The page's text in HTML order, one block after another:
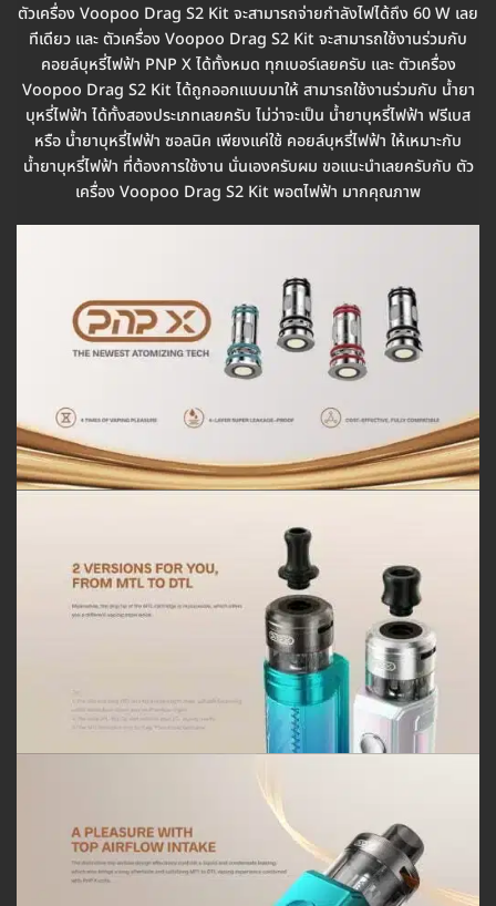
ตัวเครื่อง Voopoo Drag S2 Kit จะสามารถจ่ายกำลังไฟได้ถึง 60 W เลย
ทีเดียว และ ตัวเครื่อง Voopoo Drag S2 Kit จะสามารถใช้งานร่วมกับ
คอยล์บุหรี่ไฟฟ้า PNP X ได้ทั้งหมด ทุกเบอร์เลยครับ และ ตัวเครื่อง
Voopoo Drag S2 Kit ได้ถูกออกแบบมาให้ สามารถใช้งานร่วมกับ น้ำยา
บุหรี่ไฟฟ้า ได้ทั้งสองประเภทเลยครับ ไม่ว่าจะเป็น น้ำยาบุหรี่ไฟฟ้า ฟรีเบส
หรือ น้ำยาบุหรี่ไฟฟ้า ซอลนิค เพียงแค่ใช้ คอยล์บุหรี่ไฟฟ้า ให้เหมาะกับ
น้ำยาบุหรี่ไฟฟ้า ที่ต้องการใช้งาน นั่นเองครับผม ขอแนะนำเลยครับกับ ตัว
เครื่อง Voopoo Drag S2 Kit พอตไฟฟ้า มากคุณภาพ